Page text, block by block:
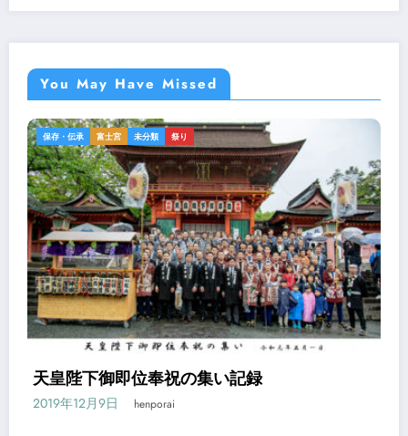
You May Have Missed
保存・伝承 富士宮 未分類 祭り
天皇陛下御即位奉祝の集い記録
2019年12月9日 henporai